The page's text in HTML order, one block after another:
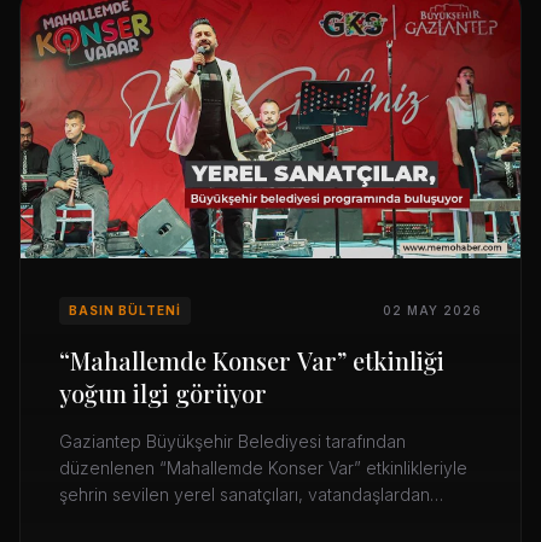
BASIN BÜLTENI 02 MAY 2026
“Mahallemde Konser Var” etkinliği
yoğun ilgi görüyor
Gaziantep Büyükşehir Belediyesi tarafından
düzenlenen “Mahallemde Konser Var” etkinlikleriyle
şehrin sevilen yerel sanatçıları, vatandaşlardan